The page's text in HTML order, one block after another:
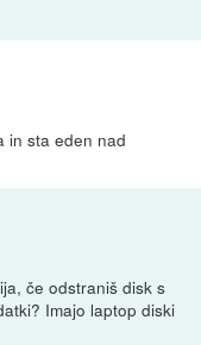
in sta eden nad
če odstraniš disk s
Imajo laptop diski